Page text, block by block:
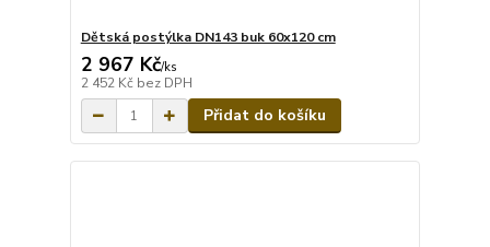
Dětská postýlka DN143 buk 60x120 cm
2 967 Kč/ks
2 452 Kč bez DPH
Přidat do košíku